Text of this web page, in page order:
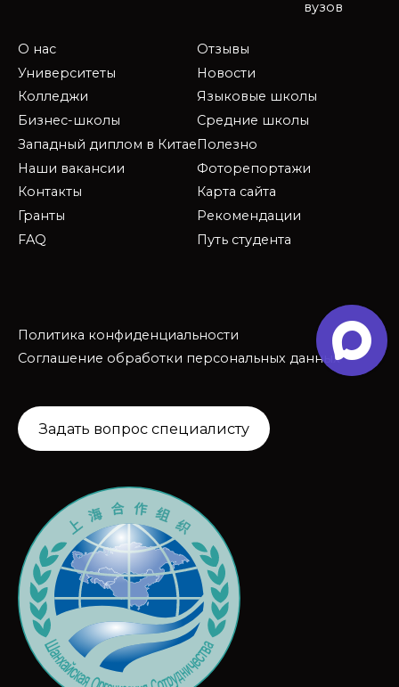
вузов
О нас
Университеты
Колледжи
Бизнес-школы
Западный диплом в Китае
Наши вакансии
Контакты
Гранты
FAQ
Отзывы
Новости
Языковые школы
Средние школы
Полезно
Фоторепортажи
Карта сайта
Рекомендации
Путь студента
Политика конфиденциальности
Соглашение обработки персональных данных
Задать вопрос специалисту